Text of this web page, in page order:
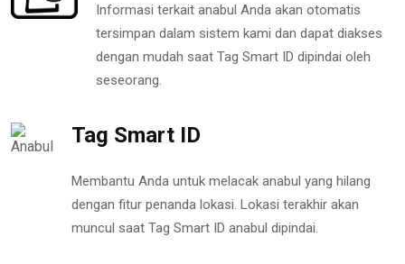
Informasi terkait anabul Anda akan otomatis
tersimpan dalam sistem kami dan dapat diakses
dengan mudah saat Tag Smart ID dipindai oleh
seseorang.
Tag Smart ID
Membantu Anda untuk melacak anabul yang hilang
dengan fitur penanda lokasi. Lokasi terakhir akan
muncul saat Tag Smart ID anabul dipindai.